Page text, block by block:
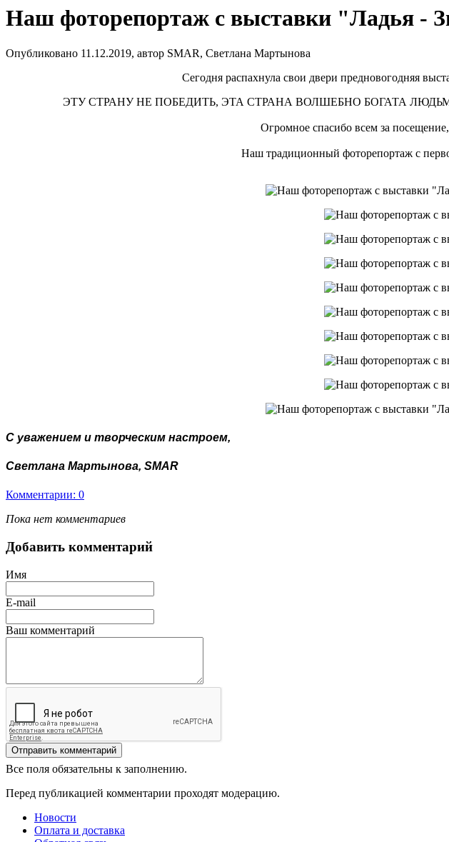
Наш фоторепортаж с выставки "Ладья -
Опубликовано 11.12.2019, автор SMAR, Светлана Мартынова
Сегодня распахнула свои двери предновогодняя
ЭТУ СТРАНУ НЕ ПОБЕДИТЬ, ЭТА СТРАНА ВОЛШЕБНО БОГАТА ЛЮДЬМИ И
Огромное спасибо всем за
Наш традиционный фоторепортаж с
С уважением и творческим настроем,
Светлана Мартынова, SMAR
Комментарии: 0
Пока нет комментариев
Добавить комментарий
Имя
E-mail
Ваш комментарий
Все поля обязательны к заполнению.
Перед публикацией комментарии проходят модерацию.
Новости
Оплата и доставка